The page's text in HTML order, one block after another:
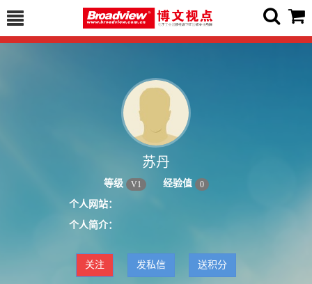
苏丹
等级 V1 经验值 0
个人网站：
个人简介：
关注 发私信 送积分